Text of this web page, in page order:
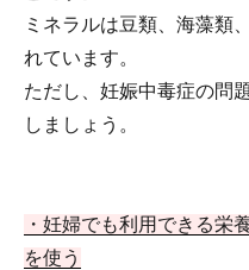
ミネラルは豆類、海藻類
れています。
ただし、妊娠中毒症の問
しましょう。
・妊婦でも利用できる栄
を使う